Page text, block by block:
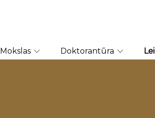
Mokslas Doktorantūra